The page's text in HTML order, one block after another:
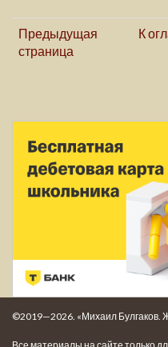
Предыдущая
страница
К
©2019—2026. «Михаил Булгаков.